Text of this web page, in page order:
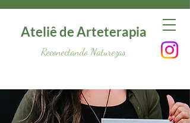
Ateliê de Arteterapia
Reconectando Naturezas